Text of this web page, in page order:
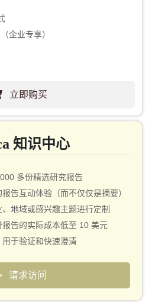
企业专享）
天内）
扣
立即购买
知识中心
多份精选研究报告
告互动体验（而不仅仅是摘要）
地域或感兴趣主题进行定制
告的实际成本低至 10 美元
于验证和快速澄清
请求访问